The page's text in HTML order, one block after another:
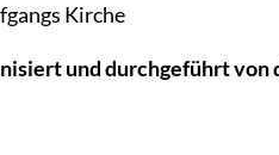
Kirche
und durchgeführt von